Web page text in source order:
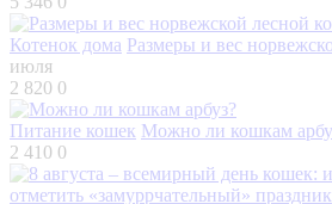
Котенок дома Размеры и вес
июля
2 820 0
Питание кошек Можно ли кошкам
2 410 0